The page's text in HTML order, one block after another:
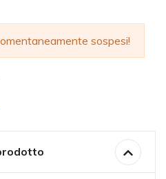
sospesi!